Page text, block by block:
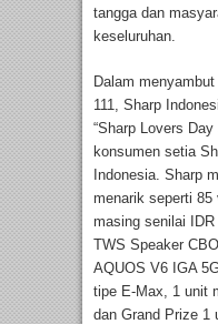
tangga dan
keseluruhan.
Dalam
111, Sharp
“Sharp Lovers
konsumen setia
Indonesia. Sharp
menarik seperti 85
masing senilai
TWS Speaker
AQUOS V6 IGA
tipe E-Max, 1 unit
dan Grand Prize 1